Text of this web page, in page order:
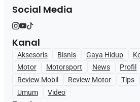
Social Media
Kanal
Aksesoris Bisnis Gaya Hidup
Motor
Motorsport News Profil
Review Mobil
Review Motor Tips
Umum
Video